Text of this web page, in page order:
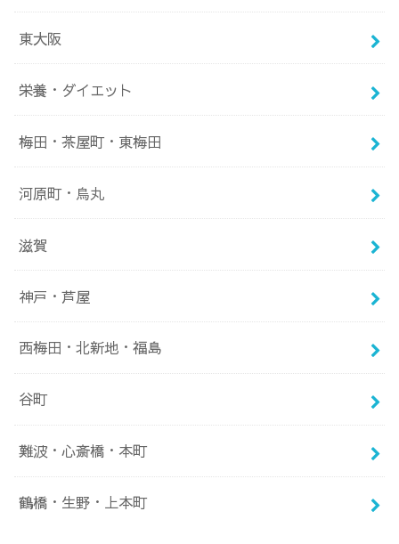
東大阪
栄養・ダイエット
梅田・茶屋町・東梅田
河原町・烏丸
滋賀
神戸・芦屋
西梅田・北新地・福島
谷町
難波・心斎橋・本町
鶴橋・生野・上本町